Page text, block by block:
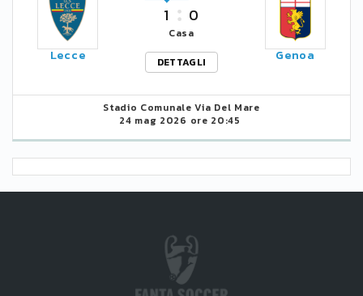
Lecce
1 0
Casa
DETTAGLI
Genoa
Stadio Comunale Via Del Mare
24 mag 2026 ore 20:45